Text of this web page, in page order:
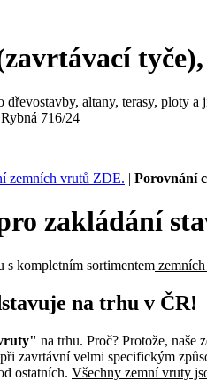
tyče),
altany, terasy, ploty a
716/24
zemních vrutů ZDE. | Porovnání
zakládání
s kompletním sortimentem
na trhu v ČR!
na trhu. Proč? Protože,
zavrtávní velmi specifickým
ostatních. Všechny zemní vruty